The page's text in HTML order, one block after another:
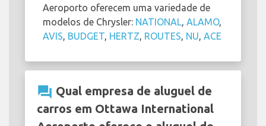
Aeroporto oferecem uma variedade de
modelos de Chrysler: NATIONAL, ALAMO,
AVIS, BUDGET, HERTZ, ROUTES, NU, ACE
question_answer Qual empresa de aluguel de
carros em Ottawa International